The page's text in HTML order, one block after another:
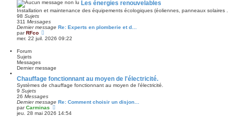
a
g
r
i
m
s
Les énergies renouvelables
Installation et maintenance des équipements écologiques (éoliennes, panneaux solaires
98 Sujets
311 Messages
Dernier message Re: Experts en plomberie et d…
parRFco
o
d
e
r
n
i
r
m
e
s
mer. 22 juil. 2026 09:22
Forum
Sujets
Messages
Dernier message
Chauffage fonctionnant au moyen de l'électricité.
Systèmes de chauffage fonctionnant au moyen de l'électricité.
9 Sujets
26 Messages
Dernier message Re: Comment choisir un disjon…
parCarminas
o
jeu. 28 mai 2026 14:54